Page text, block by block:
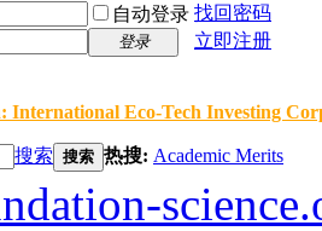
自动登录 找回密码
登录
立即注册
International Eco-Tech Investing
搜索 搜索 热搜: Academic Merits